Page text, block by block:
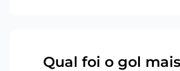
Qual foi o gol mais